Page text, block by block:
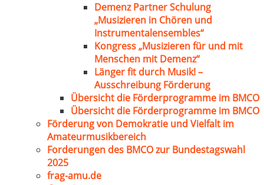
Demenz Partner Schulung
„Musizieren in Chören und
Instrumentalensembles“
Kongress „Musizieren für und mit
Menschen mit Demenz“
Länger fit durch Musik! –
Ausschreibung Förderung
Übersicht die Förderprogramme im BMCO
Übersicht die Förderprogramme im BMCO
Förderung von Demokratie und Vielfalt im
Amateurmusikbereich
Forderungen des BMCO zur Bundestagswahl
2025
frag-amu.de